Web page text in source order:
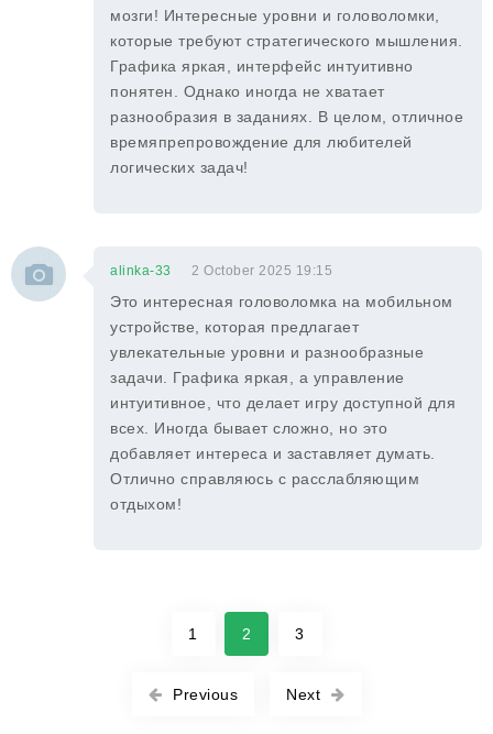
мозги! Интересные уровни и головоломки,
которые требуют стратегического мышления.
Графика яркая, интерфейс интуитивно
понятен. Однако иногда не хватает
разнообразия в заданиях. В целом, отличное
времяпрепровождение для любителей
логических задач!
alinka-33 2 October 2025 19:15
Это интересная головоломка на мобильном
устройстве, которая предлагает
увлекательные уровни и разнообразные
задачи. Графика яркая, а управление
интуитивное, что делает игру доступной для
всех. Иногда бывает сложно, но это
добавляет интереса и заставляет думать.
Отлично справляюсь с расслабляющим
отдыхом!
Previous
1 2 3
Next